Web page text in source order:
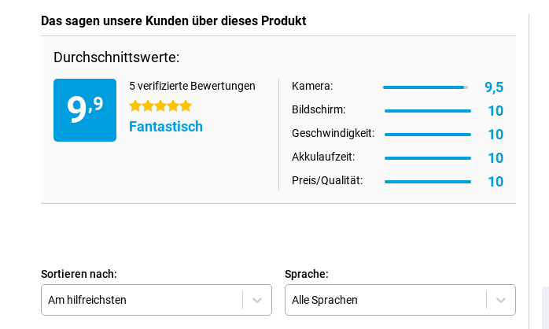
Das sagen unsere Kunden über dieses Produkt
Durchschnittswerte:
9,9
5 verifizierte Bewertungen
5 Sterne
Fantastisch
Kamera: 9,5
Bildschirm: 10
Geschwindigkeit: 10
Akkulaufzeit: 10
Preis/Qualität: 10
Sortieren nach:
Am hilfreichsten
Sprache:
Alle Sprachen